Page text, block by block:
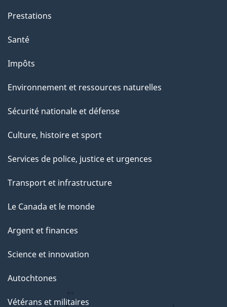
Prestations
Santé
Impôts
Environnement et ressources naturelles
Sécurité nationale et défense
Culture, histoire et sport
Services de police, justice et urgences
Transport et infrastructure
Le Canada et le monde
Argent et finances
Science et innovation
Autochtones
Vétérans et militaires